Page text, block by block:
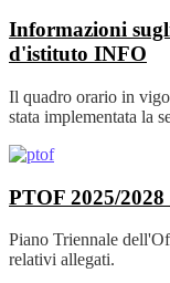
Informazioni
d'istituto INFO
Il quadro orario in
stata implementata la
PTOF 2025/2028
Piano Triennale
relativi allegati.